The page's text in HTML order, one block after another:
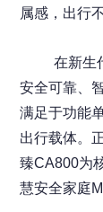
属感，出行
在新生
安全可靠、
满足于功能
出行载体。
臻CA800为
慧安全家庭